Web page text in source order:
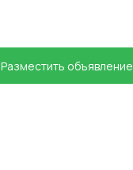
Разместить объявление